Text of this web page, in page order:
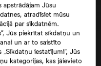
лица
apstrādājam Jūsu
atradīsiet mūsu
par sīkdatnēm.
Jūs piekrītat sīkdatņu un
un ar to saistīto
iestatījumi”, Jūs
kategorijas, kas jāievieto